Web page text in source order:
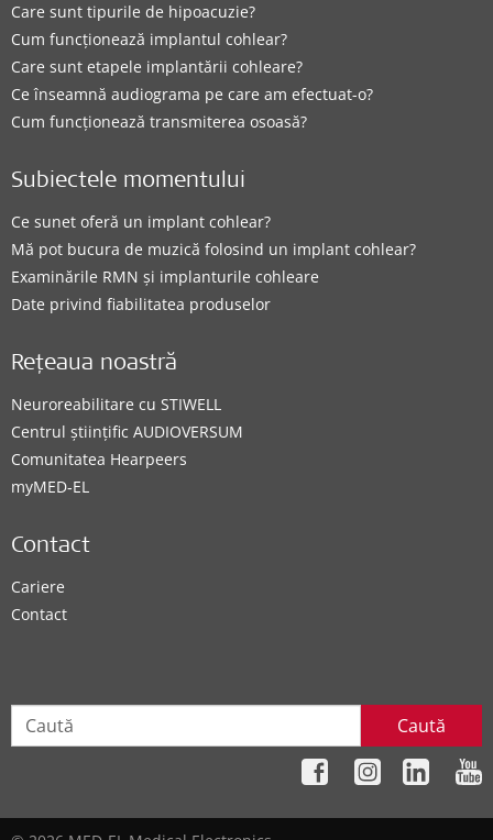
Care sunt tipurile de hipoacuzie?
Cum funcționează implantul cohlear?
Care sunt etapele implantării cohleare?
Ce înseamnă audiograma pe care am efectuat-o?
Cum funcționează transmiterea osoasă?
Subiectele momentului
Ce sunet oferă un implant cohlear?
Mă pot bucura de muzică folosind un implant cohlear?
Examinările RMN și implanturile cohleare
Date privind fiabilitatea produselor
Rețeaua noastră
Neuroreabilitare cu STIWELL
Centrul științific AUDIOVERSUM
Comunitatea Hearpeers
myMED‑EL
Contact
Cariere
Contact
Caută